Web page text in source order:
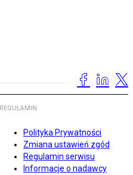
REGULAMIN
Polityka Prywatności
Zmiana ustawień zgód
Regulamin serwisu
Informacje o nadawcy